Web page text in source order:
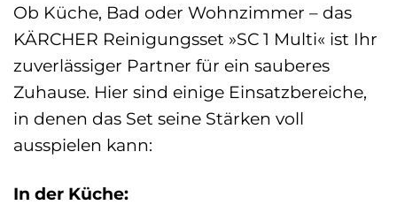
Ob Küche, Bad oder Wohnzimmer – das
KÄRCHER Reinigungsset »SC 1 Multi« ist Ihr
zuverlässiger Partner für ein sauberes
Zuhause. Hier sind einige Einsatzbereiche,
in denen das Set seine Stärken voll
ausspielen kann:
In der Küche: